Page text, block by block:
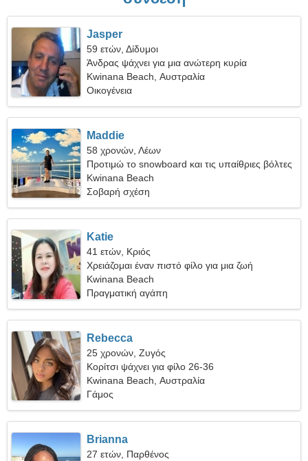
Jasper
59 ετών, Δίδυμοι
Άνδρας ψάχνει για μια ανώτερη κυρία
Kwinana Beach, Αυστραλία
Οικογένεια
Maddie
58 χρονών, Λέων
Προτιμώ το snowboard και τις υπαίθριες βόλτες
Kwinana Beach
Σοβαρή σχέση
Katie
41 ετών, Κριός
Χρειάζομαι έναν πιστό φίλο για μια ζωή
Kwinana Beach
Πραγματική αγάπη
Rebecca
25 χρονών, Ζυγός
Κορίτσι ψάχνει για φίλο 26-36
Kwinana Beach, Αυστραλία
Γάμος
Brianna
27 ετών, Παρθένος